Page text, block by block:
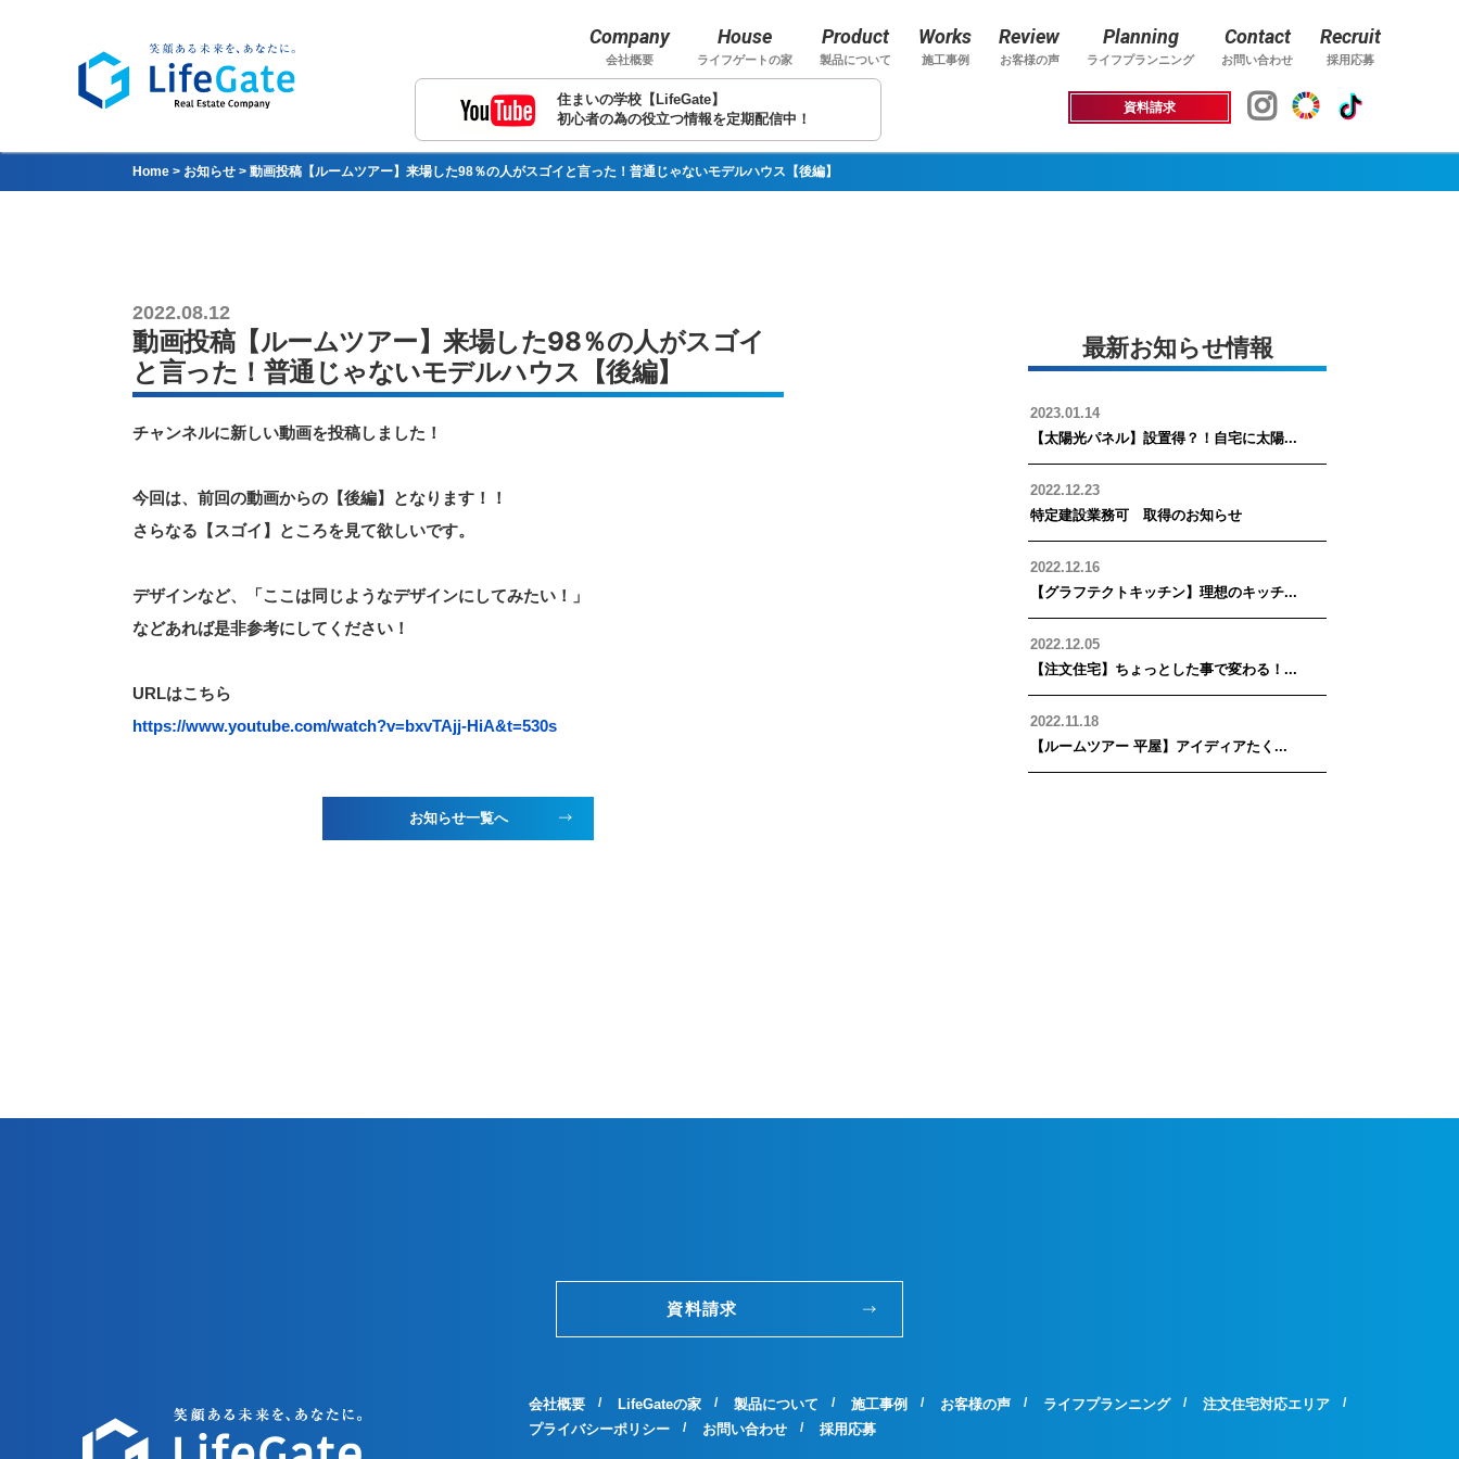
Company
会社概要
House
ライフゲートの家
Product
製品について
Works
施工事例
Review
お客様の声
Planning
ライフプランニング
Contact
お問い合わせ
Recruit
採用応募
資料請求
住まいの学校【LifeGate】
初心者の為の役立つ情報を定期配信中！
Home > お知らせ > 動画投稿【ルームツアー】来場した98％の人がスゴイと言った！普通じゃないモデルハウス【後編】
2022.08.12
動画投稿【ルームツアー】来場した98％の人がスゴイ
と言った！普通じゃないモデルハウス【後編】
チャンネルに新しい動画を投稿しました！
今回は、前回の動画からの【後編】となります！！
さらなる【スゴイ】ところを見て欲しいです。
デザインなど、「ここは同じようなデザインにしてみたい！」
などあれば是非参考にしてください！
URLはこちら
https://www.youtube.com/watch?v=bxvTAjj-HiA&t=530s
お知らせ一覧へ
最新お知らせ情報
2023.01.14
【太陽光パネル】設置得？！自宅に太陽...
2022.12.23
特定建設業務可 取得のお知らせ
2022.12.16
【グラフテクトキッチン】理想のキッチ...
2022.12.05
【注文住宅】ちょっとした事で変わる！...
2022.11.18
【ルームツアー 平屋】アイディアたく...
資料請求
会社概要 LifeGateの家 製品について 施工事例 お客様の声 ライフプランニング
注文住宅対応エリア
プライバシーポリシー
お問い合わせ 採用応募